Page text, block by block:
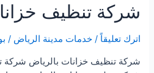
شركة تنظيف
اترك تعليقاً /خدمات مدينة الرياض /
شركة تنظيف خزانات بالرياض شركة